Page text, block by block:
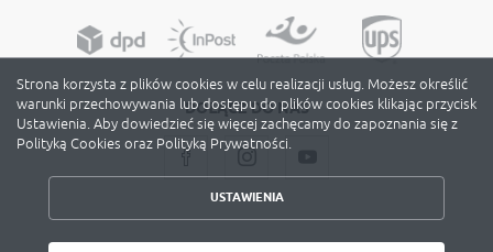
DOŁĄCZ DO NAS
Strona korzysta z plików cookies w celu realizacji usług. Możesz określić
warunki przechowywania lub dostępu do plików cookies klikając przycisk
Ustawienia. Aby dowiedzieć się więcej zachęcamy do zapoznania się z
Polityką Cookies oraz Polityką Prywatności.
USTAWIENIA
ZAPISZ WYBRANE